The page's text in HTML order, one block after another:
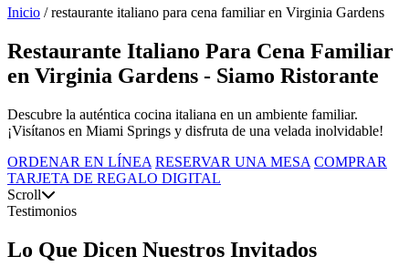
Inicio / restaurante italiano para cena familiar en Virginia Gardens
Restaurante Italiano Para Cena Familiar
en Virginia Gardens - Siamo Ristorante
Descubre la auténtica cocina italiana en un ambiente familiar.
¡Visítanos en Miami Springs y disfruta de una velada inolvidable!
ORDENAR EN LÍNEA RESERVAR UNA MESA COMPRAR
TARJETA DE REGALO DIGITAL
Scroll
Testimonios
Lo Que Dicen Nuestros Invitados